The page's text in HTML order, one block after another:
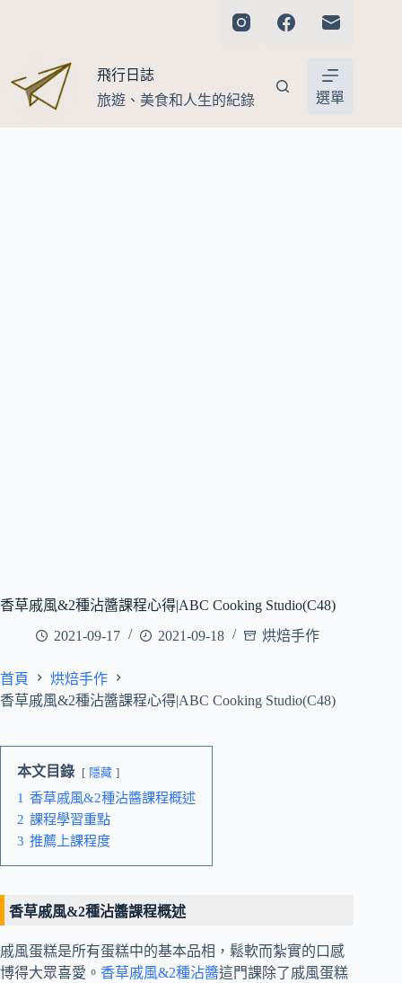
飛行日誌
旅遊、美食和人生的紀錄
選單
香草戚風&2種沾醬課程心得|ABC Cooking Studio(C48)
2021-09-17
2021-09-18 烘焙手作
首頁
烘焙手作
香草戚風&2種沾醬課程心得|ABC Cooking Studio(C48)
本文目錄 隱藏
1 香草戚風&2種沾醬課程概述
2 課程學習重點
3 推薦上課程度
香草戚風&2種沾醬課程概述
戚風蛋糕是所有蛋糕中的基本品相，鬆軟而紮實的口感
博得大眾喜愛。 香草戚風&2種沾醬這門課除了戚風蛋糕